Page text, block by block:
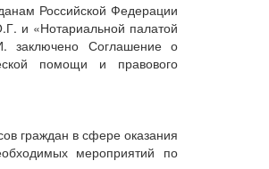
Российской Федерации
и «Нотариальной палатой
заключено Соглашение о
помощи и правового
граждан в сфере оказания
мероприятий по